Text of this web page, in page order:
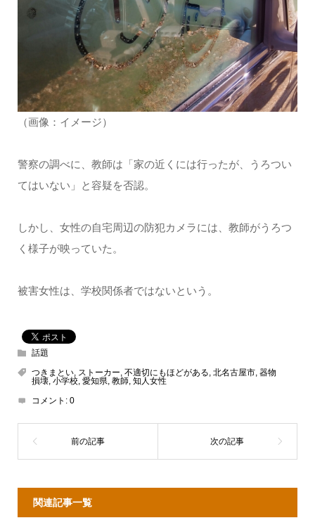
（画像：イメージ）
警察の調べに、教師は「家の近くには行ったが、うろつい
てはいない」と容疑を否認。
しかし、女性の自宅周辺の防犯カメラには、教師がうろつ
く様子が映っていた。
被害女性は、学校関係者ではないという。
話題
つきまとい, ストーカー, 不適切にもほどがある, 北名古屋市, 器物
損壊, 小学校, 愛知県, 教師, 知人女性
コメント: 0
関連記事一覧